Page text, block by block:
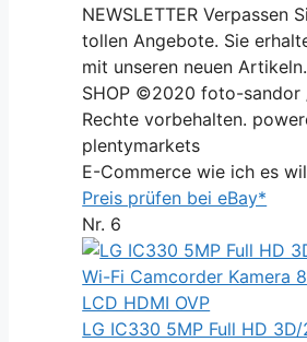
NEWSLETTER Verpassen
tollen Angebote. Sie
mit unseren neuen
SHOP ©2020 foto-sandor
Rechte vorbehalten.
plentymarkets
E-Commerce wie ich es
Preis prüfen bei eBay*
Nr. 6
LG IC330 5MP Full HD